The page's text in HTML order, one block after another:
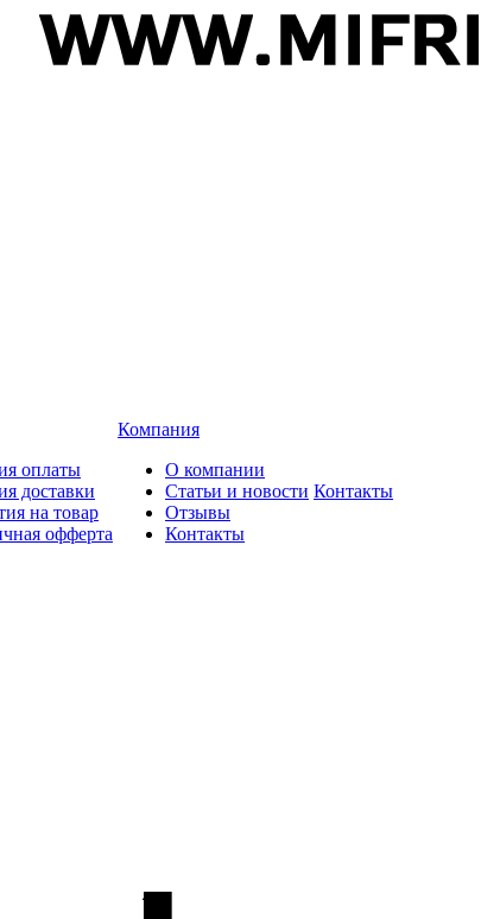
оплаты
доставки
на товар
офферта
Компания
О компании
Статьи и новости
Отзывы
Контакты
Контакты